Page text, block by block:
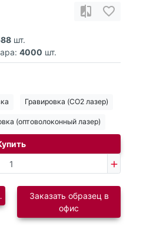
шт.
4000 шт.
Гравировка (CO2 лазер)
(оптоволоконный лазер)
Заказать образец в
офис